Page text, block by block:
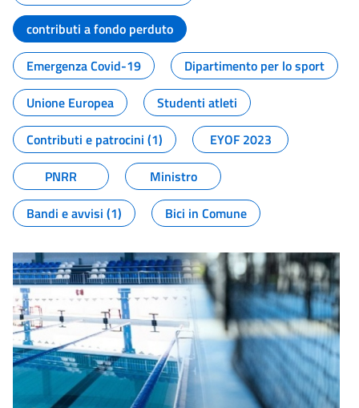
contributi a fondo perduto
Emergenza Covid-19
Dipartimento per lo sport
Unione Europea
Studenti atleti
Contributi e patrocini (1)
EYOF 2023
PNRR
Ministro
Bandi e avvisi (1)
Bici in Comune